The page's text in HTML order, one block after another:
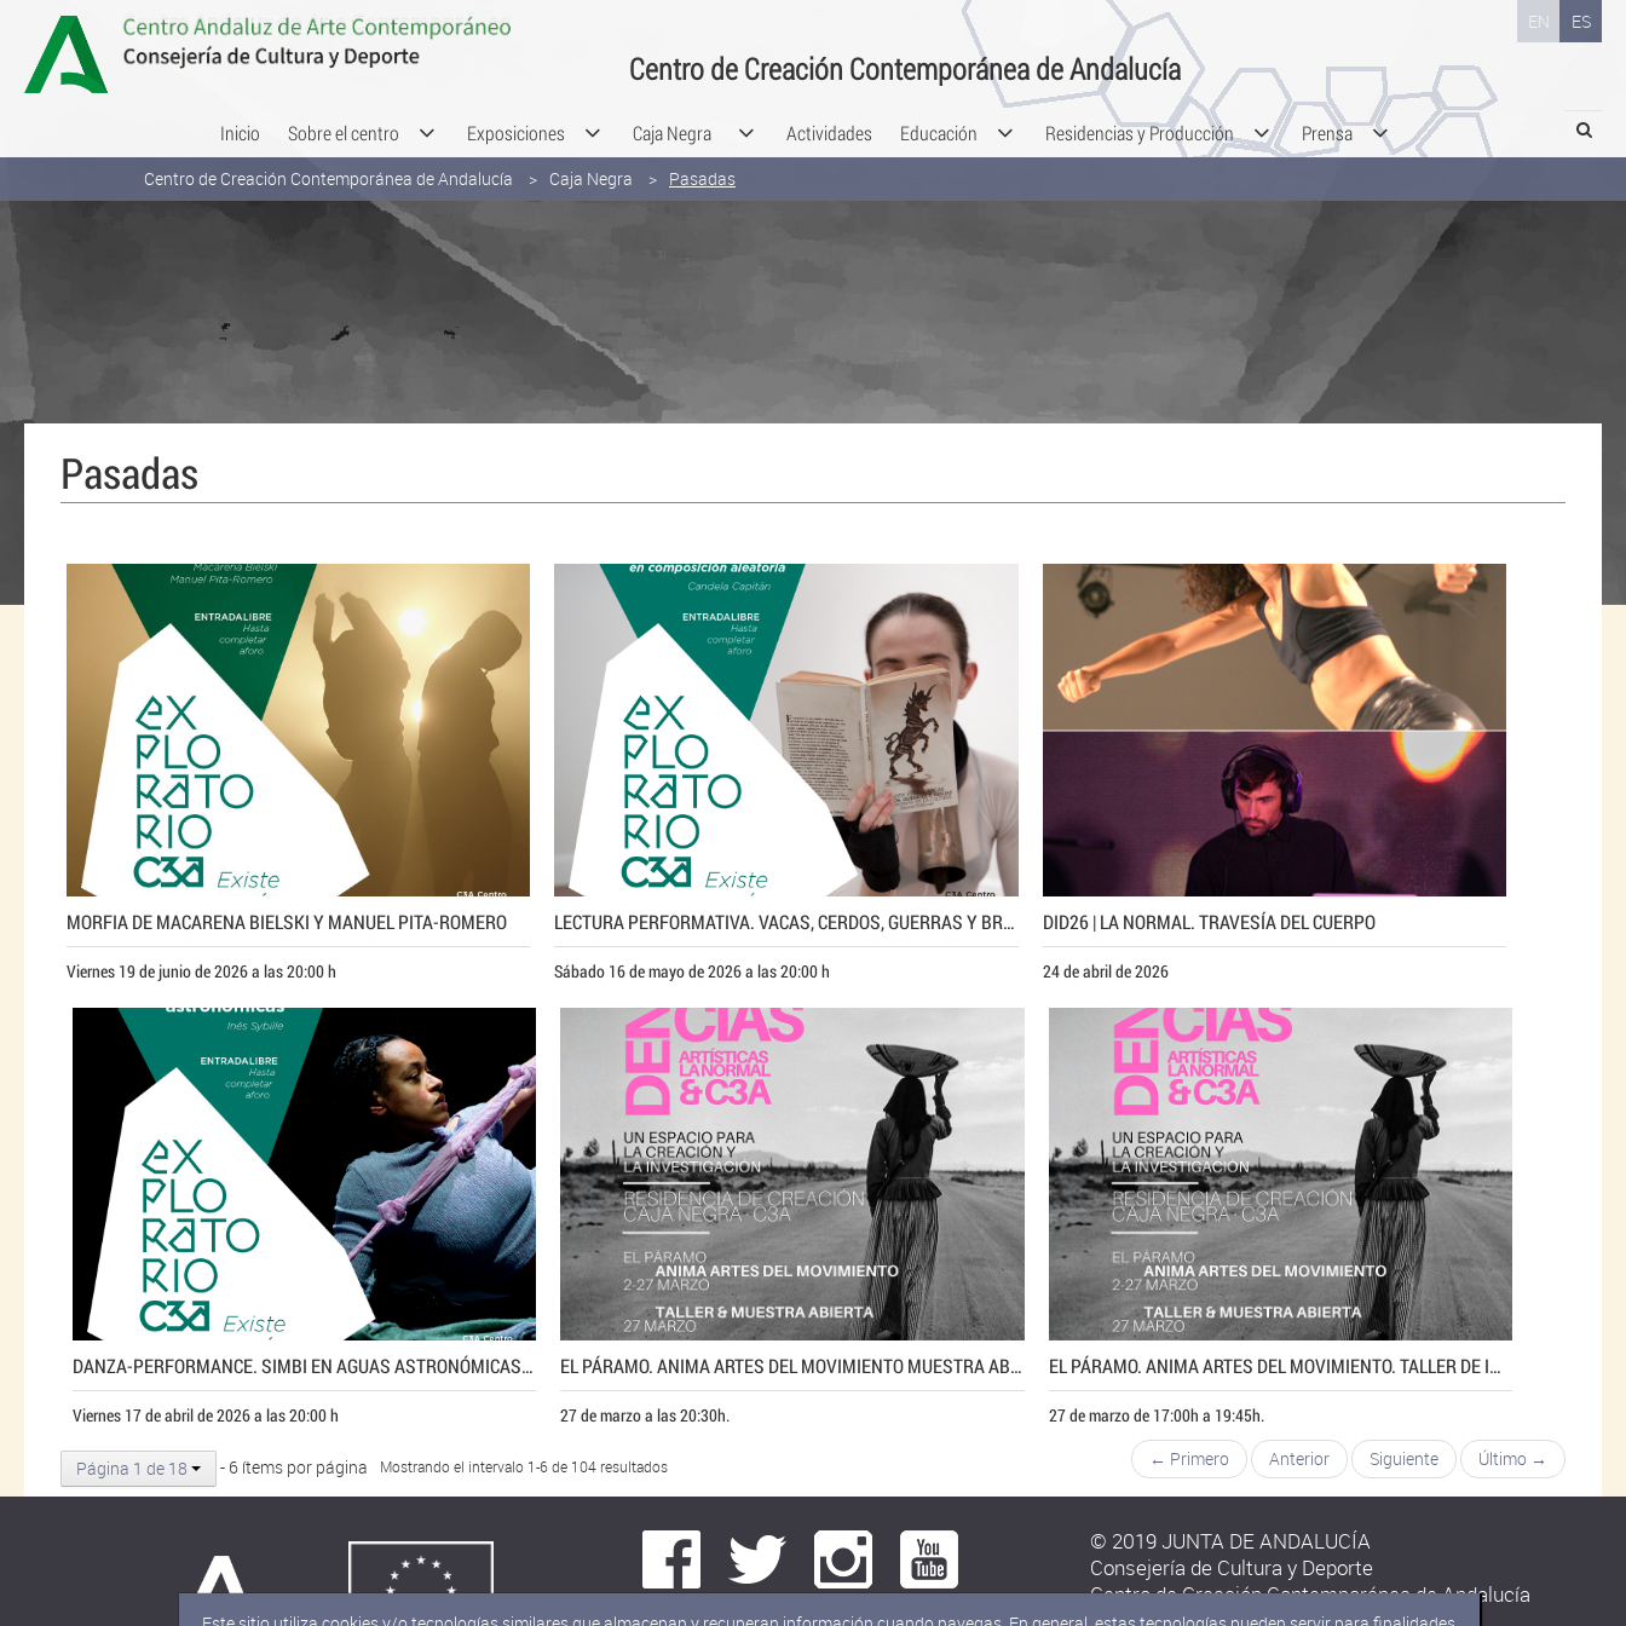
Saltar al contenido ES
EN
Centro de Creación Contemporánea de Andalucía
Inicio Sobre el centro Exposiciones Caja Negra Actividades Educación Residencias y Producción Prensa Search
Centro de Creación Contemporánea de Andalucía Caja Negra Pasadas
Pasadas
MORFIA DE MACARENA BIELSKI Y MANUEL PITA-ROMERO
Viernes 19 de junio de 2026 a las 20:00 h
LECTURA PERFORMATIVA. VACAS, CERDOS, GUERRAS Y BRUJAS. EJERCICIO DE LECTURA EN COMPOSICIÓN ALEATORIA DE CANDELA CAPITÁN
Sábado 16 de mayo de 2026 a las 20:00 h
DID26 | LA NORMAL. TRAVESÍA DEL CUERPO
24 de abril de 2026
DANZA-PERFORMANCE. SIMBI EN AGUAS ASTRONÓMICAS DE INÉS SYBILLE
Viernes 17 de abril de 2026 a las 20:00 h
EL PÁRAMO. ANIMA ARTES DEL MOVIMIENTO MUESTRA ABIERTA AL PÚBLICO
27 de marzo a las 20:30h.
EL PÁRAMO. ANIMA ARTES DEL MOVIMIENTO. TALLER DE IMPROVISACIÓN Y MOVIMIENTO ACROBÁTICO
27 de marzo de 17:00h a 19:45h.
Página 1 de 18 - 6 ítems por página Mostrando el intervalo 1-6 de 104 resultados ← Primero Anterior Siguiente Último →
© 2019 JUNTA DE ANDALUCÍA
Consejería de Cultura y Deporte
Centro de Creación Contemporánea de Andalucía